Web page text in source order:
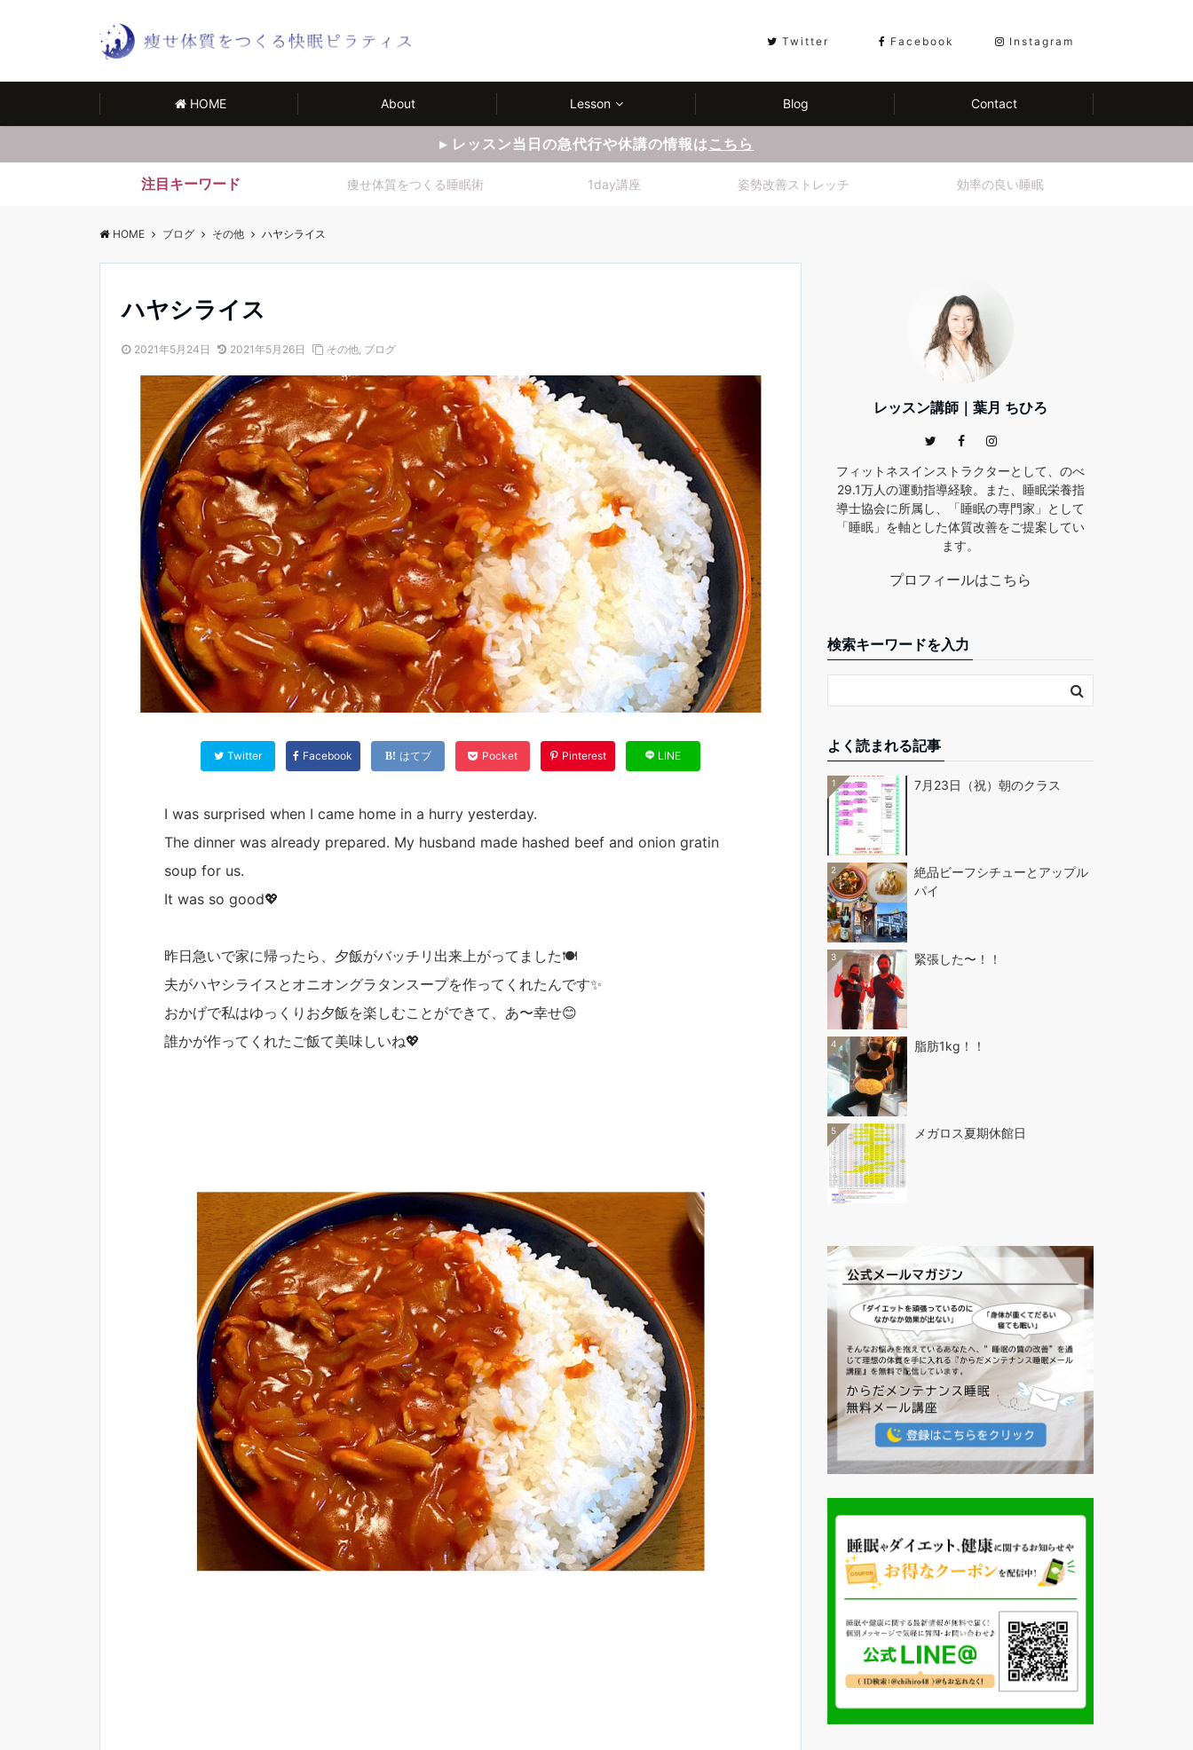
Twitter Facebook Instagram
HOME About Lesson Blog Contact
▸ レッスン当日の急代行や休講の情報はこちら
注目キーワード 痩せ体質をつくる睡眠術 1day講座 姿勢改善ストレッチ 効率の良い睡眠
HOME ブログ その他 ハヤシライス
ハヤシライス
2021年5月24日 2021年5月26日 その他, ブログ
Twitter Facebook はてブ Pocket Pinterest LINE
I was surprised when I came home in a hurry yesterday.
The dinner was already prepared. My husband made hashed beef and onion gratin
soup for us.
It was so good💖
昨日急いで家に帰ったら、夕飯がバッチリ出来上がってました🍽
夫がハヤシライスとオニオングラタンスープを作ってくれたんです✨
おかげで私はゆっくりお夕飯を楽しむことができて、あ〜幸せ😊
誰かが作ってくれたご飯て美味しいね💖
レッスン講師｜葉月 ちひろ
フィットネスインストラクターとして、のべ
29.1万人の運動指導経験。また、睡眠栄養指
導士協会に所属し、「睡眠の専門家」として
「睡眠」を軸とした体質改善をご提案してい
ます。
プロフィールはこちら
検索キーワードを入力
よく読まれる記事
1 7月23日（祝）朝のクラス
2
絶品ビーフシチューとアップル
パイ
3 緊張した〜！！
4 脂肪1kg！！
5 メガロス夏期休館日